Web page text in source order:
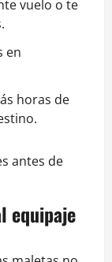
vuelo o te
en
horas de
antes de
equipaje